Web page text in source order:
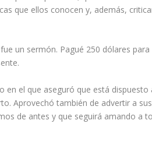
que ellos conocen y, además,
un sermón. Pagué 250 dólares
en el que aseguró que está
Aprovechó también de advertir a
de antes y que seguirá amando a